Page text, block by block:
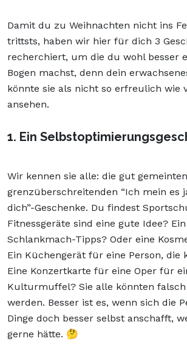
Damit du zu Weihnachten nicht ins
trittsts, haben wir hier für dich 3
recherchiert, um die du wohl besser
Bogen machst, denn dein
könnte sie als nicht so erfreulich wie
ansehen.
1. Ein
Wir kennen sie alle: die gut
grenzüberschreitenden “Ich mein es
dich”-Geschenke. Du findest
Fitnessgeräte sind eine gute Idee?
Schlankmach-Tipps? Oder eine
Ein Küchengerät für eine Person, die
Eine Konzertkarte für eine Oper für
Kulturmuffel? Sie alle könnten falsch
werden. Besser ist es, wenn sich die
Dinge doch besser selbst anschafft,
gerne hätte. 🤔